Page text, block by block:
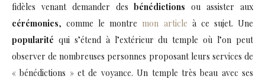
fidèles venant demander desbénédictions ou assister aux
cérémonies, comme le montre mon article à ce sujet. Une
popularité qui s’étend à l’extérieur du temple où l’on peut
observer de nombreuses personnes proposant leurs services de
« bénédictions » et de voyance. Un temple très beau avec ses